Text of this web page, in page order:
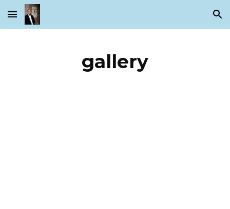
Skip to main content Skip to navigation
gallery